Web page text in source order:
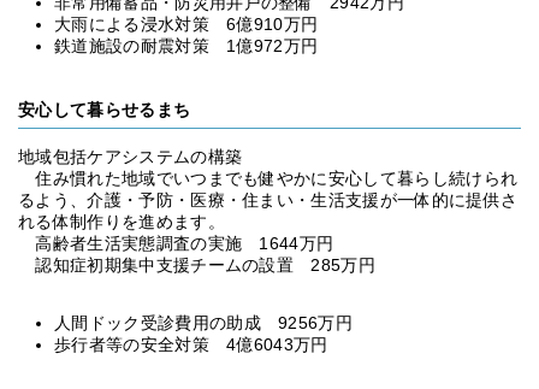
大雨による浸水対策 6億910万円
鉄道施設の耐震対策 1億972万円
安心して暮らせるまち
地域包括ケアシステムの構築
住み慣れた地域でいつまでも健やかに安心して暮らし続けられ
るよう、介護・予防・医療・住まい・生活支援が一体的に提供さ
れる体制作りを進めます。
高齢者生活実態調査の実施 1644万円
認知症初期集中支援チームの設置 285万円
人間ドック受診費用の助成 9256万円
歩行者等の安全対策 4億6043万円